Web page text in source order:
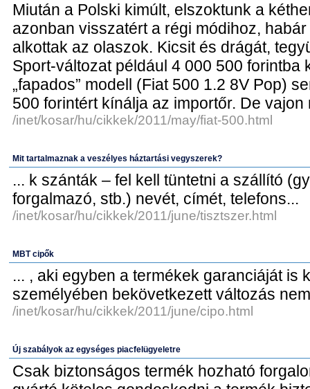
Miután a Polski kimúlt, elszoktunk a
azonban visszatért a régi módihoz,
alkottak az olaszok. Kicsit és drágát,
Sport-változat például 4 000 500 forintba
„fapados” modell (Fiat 500 1.2 8V Pop)
500 forintért kínálja az importőr. De
/inet/kosar/hu/cikkek/2011/may/fiat-500.html
Mit tartalmaznak a veszélyes háztartási vegyszerek?
... k szánták – fel kell tüntetni a szállító
forgalmazó, stb.) nevét, címét, telefons...
/inet/kosar/hu/cikkek/2011/june/tisztszer.html
MBT cipők
... , aki egyben a termékek garanciáját is
személyében bekövetkezett változás
/inet/kosar/hu/cikkek/2011/june/cipo.html
Új szabályok az egységes piacfelügyeletre
Csak biztonságos termék hozható